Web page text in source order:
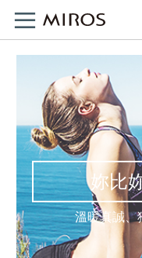
妳比
溫暖真誠、